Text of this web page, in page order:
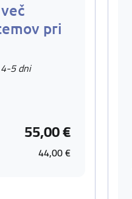
pri
5 dni
55,00 €
44,00 €